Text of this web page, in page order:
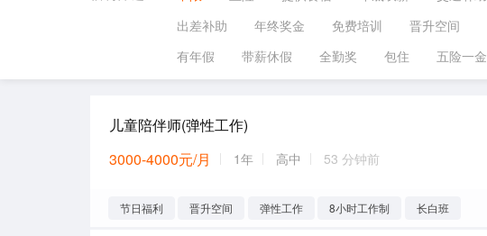
出差补助
年终奖金 免费培训 晋升空间
有年假
带薪休假 全勤奖 包住 五险一金
儿童陪伴师(弹性工作)
3000-4000元/月
1年 高中 53 分钟前
节日福利 晋升空间 弹性工作 8小时工作制 长白班